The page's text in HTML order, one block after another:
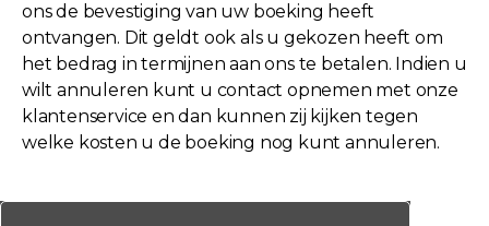
ons de bevestiging van uw boeking heeft
ontvangen. Dit geldt ook als u gekozen heeft om
het bedrag in termijnen aan ons te betalen. Indien u
wilt annuleren kunt u contact opnemen met onze
klantenservice en dan kunnen zij kijken tegen
welke kosten u de boeking nog kunt annuleren.